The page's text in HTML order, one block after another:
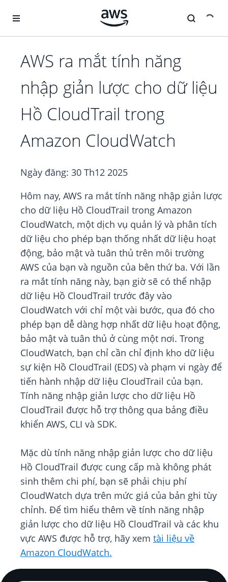
AWS ra mắt tính năng
nhập giản lược cho dữ liệu
Hồ CloudTrail trong
Amazon CloudWatch
Ngày đăng: 30 Th12 2025
Hôm nay, AWS ra mắt tính năng nhập giản lược
cho dữ liệu Hồ CloudTrail trong Amazon
CloudWatch, một dịch vụ quản lý và phân tích
dữ liệu cho phép bạn thống nhất dữ liệu hoạt
động, bảo mật và tuân thủ trên môi trường
AWS của bạn và nguồn của bên thứ ba. Với lần
ra mắt tính năng này, bạn giờ sẽ có thể nhập
dữ liệu Hồ CloudTrail trước đây vào
CloudWatch với chỉ một vài bước, qua đó cho
phép bạn dễ dàng hợp nhất dữ liệu hoạt động,
bảo mật và tuân thủ ở cùng một nơi. Trong
CloudWatch, bạn chỉ cần chỉ định kho dữ liệu
sự kiện Hồ CloudTrail (EDS) và phạm vi ngày để
tiến hành nhập dữ liệu CloudTrail của bạn.
Tính năng nhập giản lược cho dữ liệu Hồ
CloudTrail được hỗ trợ thông qua bảng điều
khiển AWS, CLI và SDK.
Mặc dù tính năng nhập giản lược cho dữ liệu
Hồ CloudTrail được cung cấp mà không phát
sinh thêm chi phí, bạn sẽ phải chịu phí
CloudWatch dựa trên mức giá của bản ghi tùy
chỉnh. Để tìm hiểu thêm về tính năng nhập
giản lược cho dữ liệu Hồ CloudTrail và các khu
vực AWS được hỗ trợ, hãy xem tài liệu về
Amazon CloudWatch.